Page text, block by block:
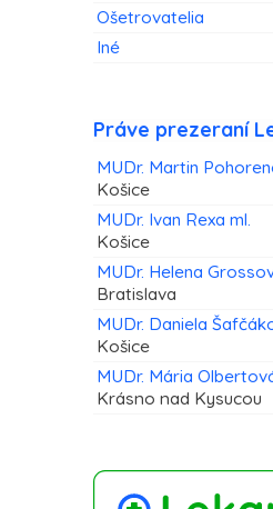
Ošetrovatelia
Iné
Práve prezeraní
MUDr. Martin
Košice
MUDr. Ivan Rexa ml.
Košice
MUDr. Helena
Bratislava
MUDr. Daniela
Košice
MUDr. Mária
Krásno nad Kysucou